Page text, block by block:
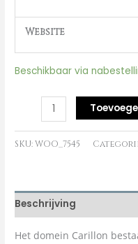
Website
Beschikbaar via
SKU:WOO_7545
Beschrijving
Het domein Carillon